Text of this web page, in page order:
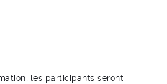
les participants seront